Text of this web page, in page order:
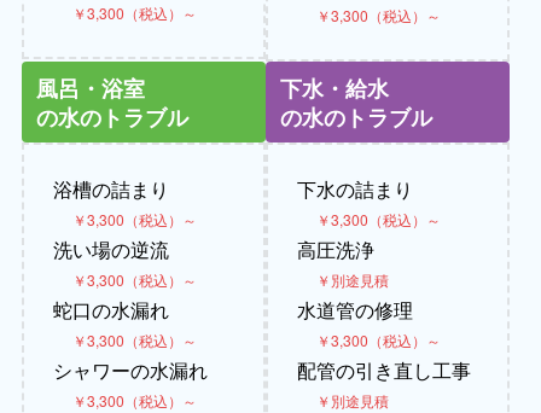
￥3,300（税込）～ ￥3,300（税込）～
風呂・浴室
の水のトラブル
浴槽の詰まり
￥3,300（税込）～
洗い場の逆流
￥3,300（税込）～
蛇口の水漏れ
￥3,300（税込）～
シャワーの水漏れ
￥3,300（税込）～
下水・給水
の水のトラブル
下水の詰まり
￥3,300（税込）～
高圧洗浄
￥別途見積
水道管の修理
￥3,300（税込）～
配管の引き直し工事
￥別途見積